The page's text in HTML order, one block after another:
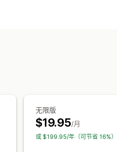
无限版
$19.95/月
或 $199.95/年（可节省 16%）